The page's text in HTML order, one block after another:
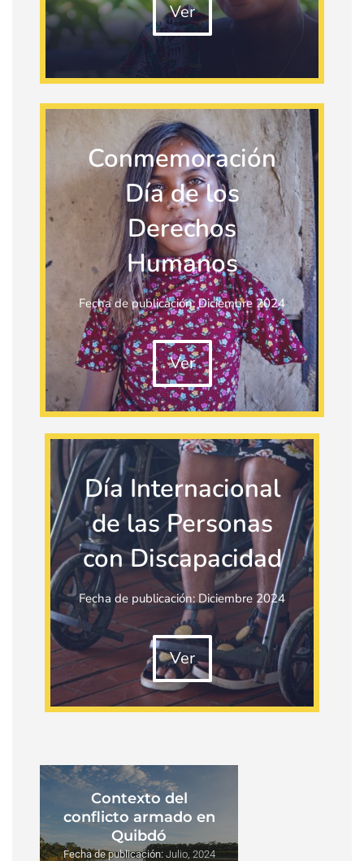
Ver
Conmemoración
Día de los
Derechos
Humanos
Fecha de publicación: Diciembre 2024
Ver
Día Internacional
de las Personas
con Discapacidad
Fecha de publicación: Diciembre 2024
Ver
Contexto del
conflicto armado en
Quibdó
Fecha de publicación:Julio, 2024